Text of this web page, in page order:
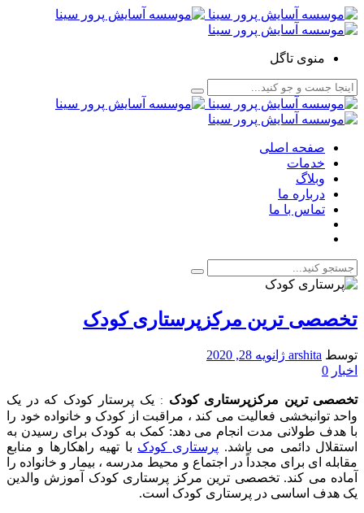
منوی تاگل
صفحه اصلی
خدمات
وبلاگ
درباره ما
تماس با ما
تخصصی ترین مرکزپرستاری کودک
توسط arshita ژانویه 28, 2020
اخبار 0
تخصصی ترین مرکزپرستاری کودک : یک پرستار کودک که در یک
واحد توانبخشی فعالیت می کند ، مراقبت از کودک و خانواده خود را
با هدف طولانی مدت انجام می دهد: کمک به کودک برای رسیدن به
استقلال دائمی می باشد. پرستاری کودک با تهیه راهکارها و منابع
مقابله ای برای مجدداً در اجتماع و محیط مدرسه ، بیمار و خانواده را
آماده می کند. تخصصی ترین مرکز پرستاری کودک آموزش والدین
یک هدف اساسی در پرستاری کودک است.